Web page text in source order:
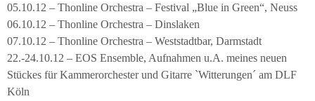
05.10.12 – Thonline Orchestra – Festival „Blue in Green“, Neuss
06.10.12 – Thonline Orchestra – Dinslaken
07.10.12 – Thonline Orchestra – Weststadtbar, Darmstadt
22.-24.10.12 – EOS Ensemble, Aufnahmen u.A. meines neuen
Stückes für Kammerorchester und Gitarre `Witterungen´ am DLF
Köln